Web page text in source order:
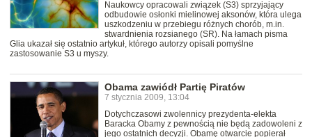
Naukowcy opracowali związek (S3) sprzyjający
odbudowie osłonki mielinowej aksonów, która ulega
uszkodzeniu w przebiegu różnych chorób, m.in.
stwardnienia rozsianego (SR). Na łamach pisma
Glia ukazał się ostatnio artykuł, którego autorzy opisali pomyślne
zastosowanie S3 u myszy.
Obama zawiódł Partię Piratów
7 stycznia 2009, 13:04
Dotychczasowi zwolennicy prezydenta-elekta
Baracka Obamy z pewnością nie będą zadowoleni z
jego ostatnich decyzji. Obamę otwarcie popierał